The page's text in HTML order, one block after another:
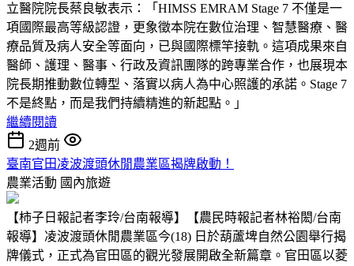
立醫院院長蔡良敏表示：「HIMSS EMRAM Stage 7 不僅是一
項國際最高等級認證，更象徵本院在數位治理、智慧醫療、醫
療品質及病人安全等面向，已與國際標竿接軌。這項成果來自
醫師、護理、醫事、行政及資訊團隊的跨專業合作，也展現本
院長期推動數位轉型、落實以病人為中心照護的承諾。Stage 7
不是終點，而是我們持續精進的新起點。」
繼續閱讀
2週前
臺南官田凌波渡頭休閒農業區揭牌啟動！
農業活動 國內旅遊
【柿子日報記者李玲/台南報導】【農民時報記者林裕閎/台南
報導】凌波渡頭休閒農業區今(18) 日於葫蘆埤自然公園舉行揭
牌儀式，正式為官田區的觀光發展開啟全新篇章。官田區以菱